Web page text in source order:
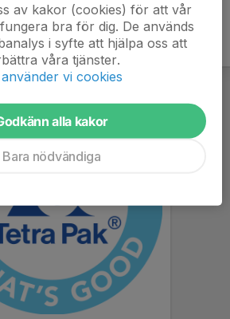
av kakor (cookies) för att vår
bra för dig. De används
i syfte att hjälpa oss att
våra tjänster.
vi cookies
alla kakor
Bara nödvändiga